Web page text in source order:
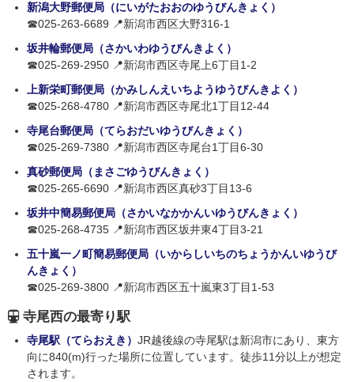
新潟大野郵便局（にいがたおおのゆうびんきょく）
☎025-263-6689 📍新潟市西区大野316-1
坂井輪郵便局（さかいわゆうびんきよく）
☎025-269-2950 📍新潟市西区寺尾上6丁目1-2
上新栄町郵便局（かみしんえいちようゆうびんきよく）
☎025-268-4780 📍新潟市西区寺尾北1丁目12-44
寺尾台郵便局（てらおだいゆうびんきょく）
☎025-269-7380 📍新潟市西区寺尾台1丁目6-30
真砂郵便局（まさごゆうびんきょく）
☎025-265-6690 📍新潟市西区真砂3丁目13-6
坂井中簡易郵便局（さかいなかかんいゆうびんきょく）
☎025-268-4735 📍新潟市西区坂井東4丁目3-21
五十嵐一ノ町簡易郵便局（いからしいちのちょうかんいゆうび
んきょく）
☎025-269-3800 📍新潟市西区五十嵐東3丁目1-53
寺尾西の最寄り駅
寺尾駅（てらおえき） JR越後線の寺尾駅は新潟市にあり、東方
向に840(m)行った場所に位置しています。徒歩11分以上が想定
されます。